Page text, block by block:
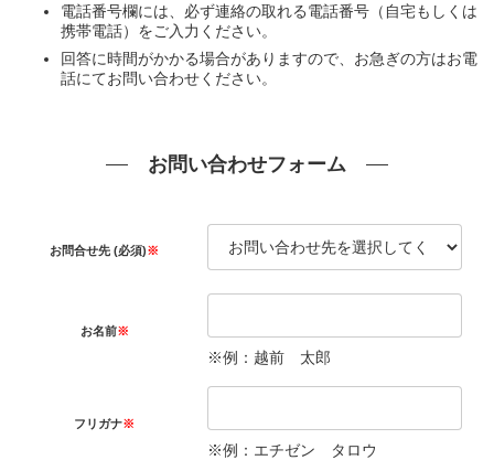
電話番号欄には、必ず連絡の取れる電話番号（自宅もしくは
携帯電話）をご入力ください。
回答に時間がかかる場合がありますので、お急ぎの方はお電
話にてお問い合わせください。
お問い合わせフォーム
お問合せ先 (必須)※
お名前※
※例：越前 太郎
フリガナ※
※例：エチゼン タロウ